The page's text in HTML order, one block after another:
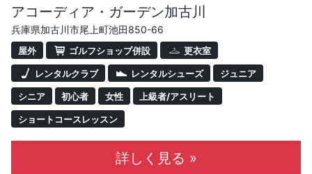
ブリヂストンゴルフアカデミーのステップアップシステム
™により、はじめてクラブを握る初心者の方から、伸び悩
んでいる人、もっと楽しみたい人、プロを目指すジュニ
ア、ひとりひとりにあわせたレッスンが可能です。
・少人数制で充実したレッスン
・6名定員の少人数制レッスンです。
・レッスン時間は60分です。
アコーディア・ガーデン加古川
兵庫県加古川市尾上町池田850-66
屋外 ゴルフショップ併設 更衣室
レンタルクラブ レンタルシューズ ジュニア
シニア 初心者 女性 上級者/アスリート
ショートコースレッスン
詳しく見る »